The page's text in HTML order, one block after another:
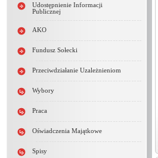
Udostępnienie Informacji
Publicznej
AKO
Fundusz Sołecki
Przeciwdziałanie Uzależnieniom
Wybory
Praca
Oświadczenia Majątkowe
Spisy